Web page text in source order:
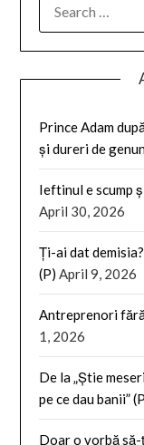
FOR:
Prince Adam
și dureri de
Ieftinul e scump
April 30, 2026
Ți-ai dat
(P) April 9, 2026
Antreprenori
1, 2026
De la „Știe
pe ce dau banii”
Doar o vorbă să-